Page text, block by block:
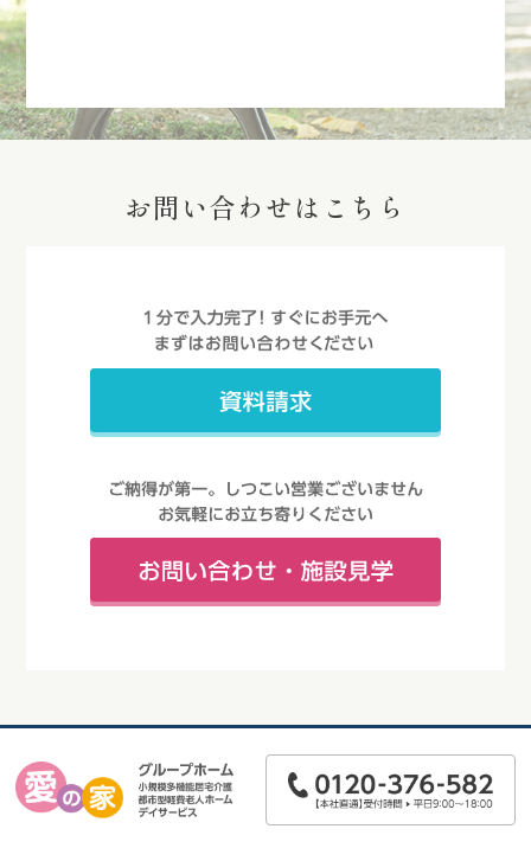
お問い合わせはこちら